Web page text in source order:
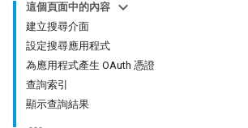
這個頁面中的內容
建立搜尋介面
設定搜尋應用程式
為應用程式產生 OAuth 憑證
查詢索引
顯示查詢結果